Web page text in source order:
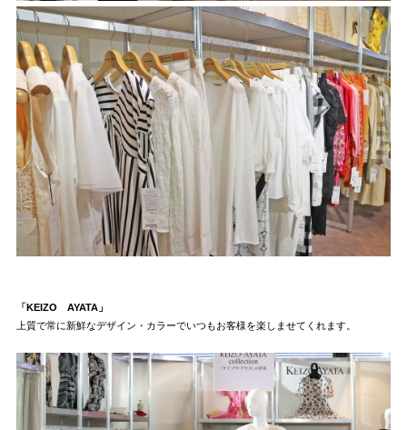
「KEIZO AYATA」
上質で常に新鮮なデザイン・カラーでいつもお客様を楽しませてくれます。